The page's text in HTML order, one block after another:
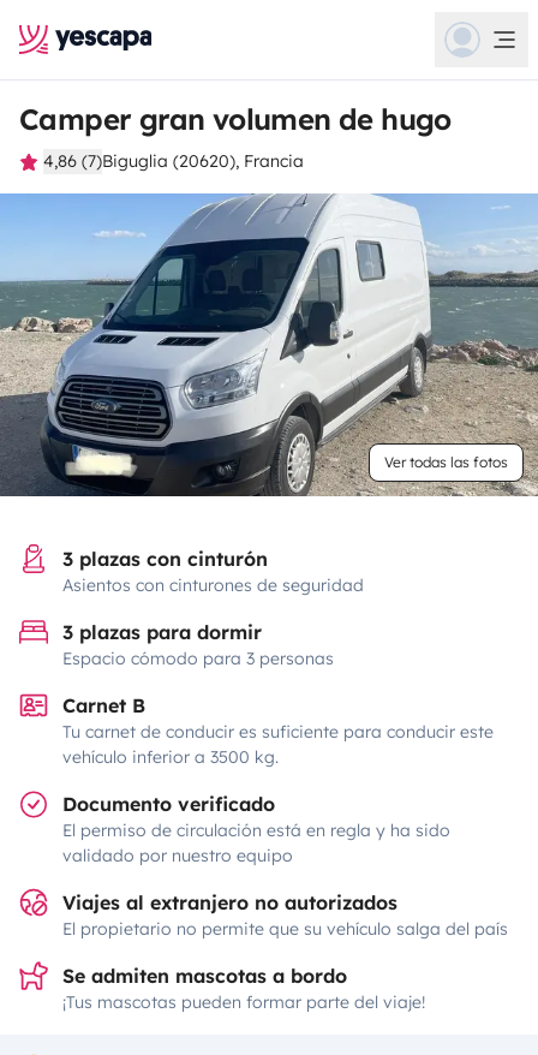
Camper gran volumen de hugo
4,86 (7)Biguglia (20620), Francia
Ver todas las fotos
3 plazas con cinturón
Asientos con cinturones de seguridad
3 plazas para dormir
Espacio cómodo para 3 personas
Carnet B
Tu carnet de conducir es suficiente para conducir este
vehículo inferior a 3500 kg.
Documento verificado
El permiso de circulación está en regla y ha sido
validado por nuestro equipo
Viajes al extranjero no autorizados
El propietario no permite que su vehículo salga del país
Se admiten mascotas a bordo
¡Tus mascotas pueden formar parte del viaje!